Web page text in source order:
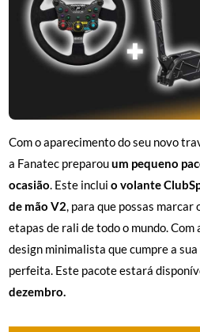
Com o aparecimento do seu novo
a Fanatec preparouum pequeno
ocasião. Este incluio volante
de mão V2, para que possas marcar
etapas de rali de todo o mundo.
design minimalista que cumpre a
perfeita. Este pacote estará
dezembro.